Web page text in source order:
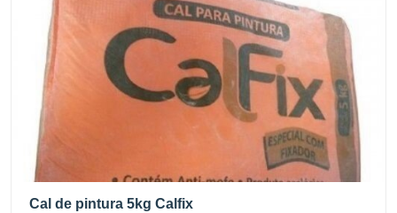
Cal de pintura 5kg Calfix